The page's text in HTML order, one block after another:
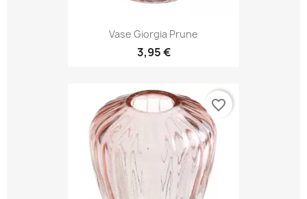
Vase Giorgia Prune
3,95 €
favorite_border